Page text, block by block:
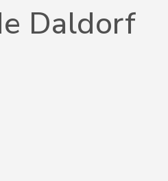
Daldorf